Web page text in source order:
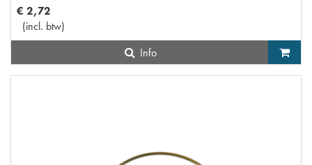
€ 2,72
(incl. btw)
Info